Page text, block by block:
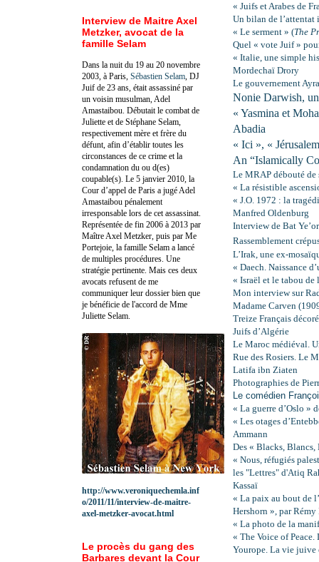
« Juifs et Arabes de
Un bilan de l’attentat
« Le serment » (The
Quel « vote Juif »
« Italie, une simple
Mordechaï Drory
Le gouvernement
Nonie Darwish,
« Yasmina et
Abadia
« Ici », «
An “Islamically
Le MRAP débouté
« La résistible
« J.O. 1972 : la
Manfred Oldenburg
Interview de Bat
Rassemblement
L’Irak, une ex-
« Daech. Naissance
« Israël et le tabou
Mon interview sur
Madame Carven
Treize Français
Juifs d’Algérie
Le Maroc médiéval.
Rue des Rosiers. Le
Latifa ibn Ziaten
Photographies de
Le comédien
« La guerre d’Oslo »
« Les otages
Ammann
Des « Blacks, Blancs,
« Nous, réfugiés
les "Lettres" d'Atiq
Kassaï
« La paix au bout de
Hershorn », par
« La photo de la
« The Voice of
Yourope. La vie juive
Interview de Maitre Axel
Metzker, avocat de la
famille Selam
Dans la nuit du 19 au 20 novembre
2003, à Paris, Sébastien Selam , DJ
Juif de 23 ans, était assassiné par
un voisin musulman, Adel
Amastaibou. Débutait le combat de
Juliette et de Stéphane Selam,
respectivement mère et frère du
défunt, afin d’établir toutes les
circonstances de ce crime et la
condamnation du ou d(es)
coupable(s). Le 5 janvier 2010, la
Cour d’appel de Paris a jugé Adel
Amastaibou pénalement
irresponsable lors de cet assassinat.
Représentée de fin 2006 à 2013 par
Maître Axel Metzker, puis par Me
Portejoie, la famille Selam a lancé
de multiples procédures. Une
stratégie pertinente. Mais ces deux
avocats refusent de me
communiquer leur dossier bien que
je bénéficie de l'accord de Mme
Juliette Selam.
http://www.veroniquechemla.inf
o/2011/11/interview-de-maitre-
axel-metzker-avocat.html
Le procès du gang des
Barbares devant la Cour